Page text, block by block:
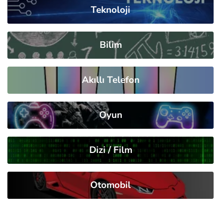
Teknoloji
Bilim
Akıllı Telefon
Oyun
Dizi / Film
Otomobil